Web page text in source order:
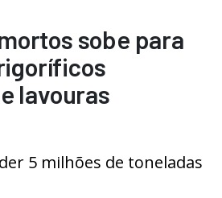
sobe para
lavouras
5 milhões de toneladas